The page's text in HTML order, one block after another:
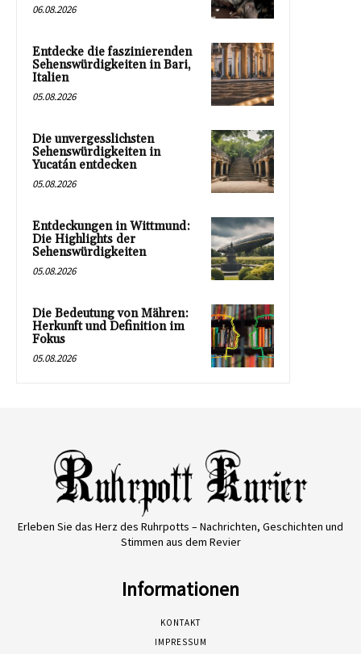
06.08.2026
Entdecke die faszinierenden
Sehenswürdigkeiten in Bari,
Italien
05.08.2026
Die unvergesslichsten
Sehenswürdigkeiten in
Yucatán entdecken
05.08.2026
Entdeckungen in Wittmund:
Die Highlights der
Sehenswürdigkeiten
05.08.2026
Die Bedeutung von Mähren:
Herkunft und Definition im
Fokus
05.08.2026
Erleben Sie das Herz des Ruhrpotts – Nachrichten, Geschichten und
Stimmen aus dem Revier
Informationen
KONTAKT
IMPRESSUM